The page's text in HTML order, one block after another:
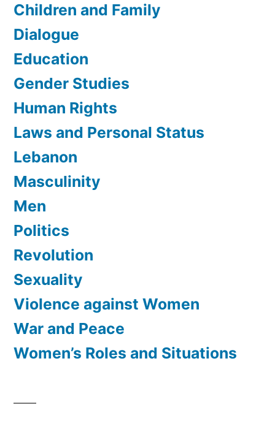
Children and Family
Dialogue
Education
Gender Studies
Human Rights
Laws and Personal Status
Lebanon
Masculinity
Men
Politics
Revolution
Sexuality
Violence against Women
War and Peace
Women’s Roles and Situations